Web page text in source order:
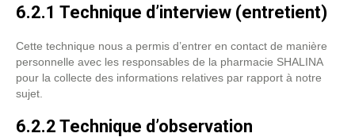
6.2.1 Technique d’interview (entretient)
Cette technique nous a permis d’entrer en contact de manière
personnelle avec les responsables de la pharmacie SHALINA
pour la collecte des informations relatives par rapport à notre
sujet.
6.2.2 Technique d’observation